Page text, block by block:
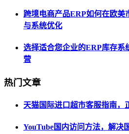
跨境电商产品ERP如何在欧美
与系统优化
选择适合您企业的ERP库存系
营
热门文章
天猫国际进口超市客服指南，
YouTube国内访问方法，解决